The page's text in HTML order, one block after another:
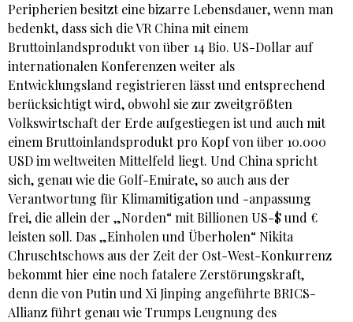
Peripherien besitzt eine bizarre Lebensdauer, wenn man
bedenkt, dass sich die VR China mit einem
Bruttoinlandsprodukt von über 14 Bio. US-Dollar auf
internationalen Konferenzen weiter als
Entwicklungsland registrieren lässt und entsprechend
berücksichtigt wird, obwohl sie zur zweitgrößten
Volkswirtschaft der Erde aufgestiegen ist und auch mit
einem Bruttoinlandsprodukt pro Kopf von über 10.000
USD im weltweiten Mittelfeld liegt. Und China spricht
sich, genau wie die Golf-Emirate, so auch aus der
Verantwortung für Klimamitigation und -anpassung
frei, die allein der „Norden“ mit Billionen US-$ und €
leisten soll. Das „Einholen und Überholen“ Nikita
Chruschtschows aus der Zeit der Ost-West-Konkurrenz
bekommt hier eine noch fatalere Zerstörungskraft,
denn die von Putin und Xi Jinping angeführte BRICS-
Allianz führt genau wie Trumps Leugnung des